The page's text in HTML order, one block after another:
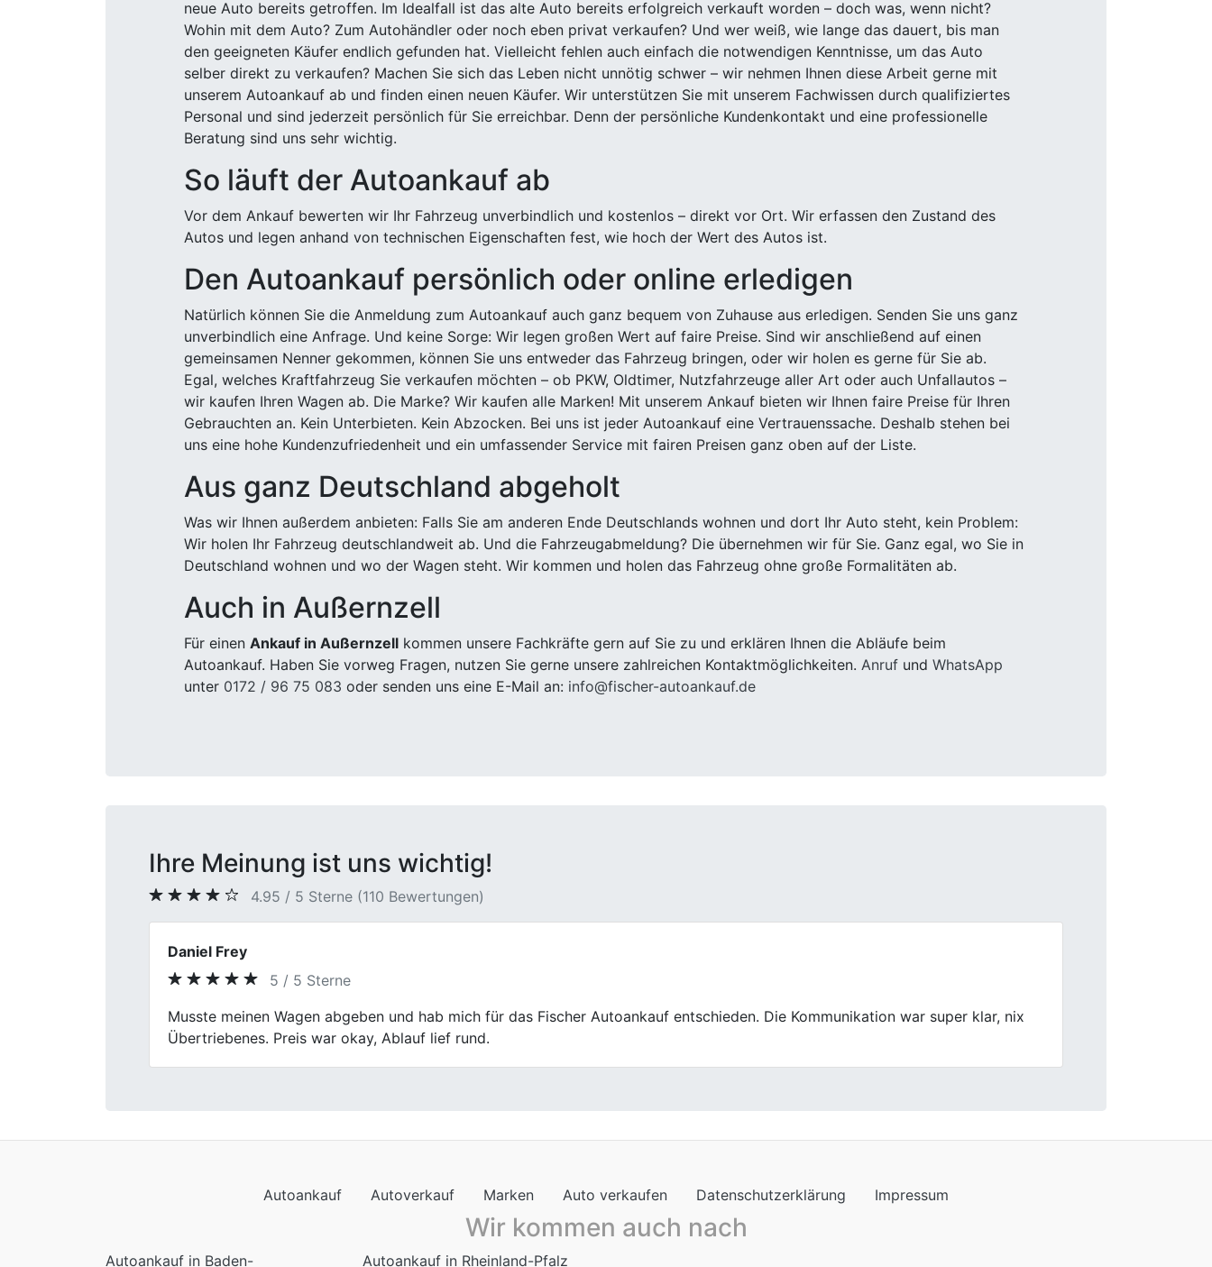
neue Auto bereits getroffen. Im Idealfall ist das alte Auto bereits erfolgreich verkauft worden – doch was, wenn nicht?
Wohin mit dem Auto? Zum Autohändler oder noch eben privat verkaufen? Und wer weiß, wie lange das dauert, bis man
den geeigneten Käufer endlich gefunden hat. Vielleicht fehlen auch einfach die notwendigen Kenntnisse, um das Auto
selber direkt zu verkaufen? Machen Sie sich das Leben nicht unnötig schwer – wir nehmen Ihnen diese Arbeit gerne mit
unserem Autoankauf ab und finden einen neuen Käufer. Wir unterstützen Sie mit unserem Fachwissen durch qualifiziertes
Personal und sind jederzeit persönlich für Sie erreichbar. Denn der persönliche Kundenkontakt und eine professionelle
Beratung sind uns sehr wichtig.
So läuft der Autoankauf ab
Vor dem Ankauf bewerten wir Ihr Fahrzeug unverbindlich und kostenlos – direkt vor Ort. Wir erfassen den Zustand des
Autos und legen anhand von technischen Eigenschaften fest, wie hoch der Wert des Autos ist.
Den Autoankauf persönlich oder online erledigen
Natürlich können Sie die Anmeldung zum Autoankauf auch ganz bequem von Zuhause aus erledigen. Senden Sie uns ganz
unverbindlich eine Anfrage. Und keine Sorge: Wir legen großen Wert auf faire Preise. Sind wir anschließend auf einen
gemeinsamen Nenner gekommen, können Sie uns entweder das Fahrzeug bringen, oder wir holen es gerne für Sie ab.
Egal, welches Kraftfahrzeug Sie verkaufen möchten – ob PKW, Oldtimer, Nutzfahrzeuge aller Art oder auch Unfallautos –
wir kaufen Ihren Wagen ab. Die Marke? Wir kaufen alle Marken! Mit unserem Ankauf bieten wir Ihnen faire Preise für Ihren
Gebrauchten an. Kein Unterbieten. Kein Abzocken. Bei uns ist jeder Autoankauf eine Vertrauenssache. Deshalb stehen bei
uns eine hohe Kundenzufriedenheit und ein umfassender Service mit fairen Preisen ganz oben auf der Liste.
Aus ganz Deutschland abgeholt
Was wir Ihnen außerdem anbieten: Falls Sie am anderen Ende Deutschlands wohnen und dort Ihr Auto steht, kein Problem:
Wir holen Ihr Fahrzeug deutschlandweit ab. Und die Fahrzeugabmeldung? Die übernehmen wir für Sie. Ganz egal, wo Sie in
Deutschland wohnen und wo der Wagen steht. Wir kommen und holen das Fahrzeug ohne große Formalitäten ab.
Auch in Außernzell
Für einen Ankauf in Außernzell kommen unsere Fachkräfte gern auf Sie zu und erklären Ihnen die Abläufe beim
Autoankauf. Haben Sie vorweg Fragen, nutzen Sie gerne unsere zahlreichen Kontaktmöglichkeiten. Anruf und WhatsApp
unter 0172 / 96 75 083 oder senden uns eine E-Mail an: info@fischer-autoankauf.de
Ihre Meinung ist uns wichtig!
4.95 / 5 Sterne (110 Bewertungen)
Jennifer
5 / 5 Sterne
Mein Verkaufserlebnis bei Fischer Autoankauf war sehr angenehm. Der Preis war fair, die Abwicklung problemlos, und das Team
war hilfsbereit.
Autoankauf Autoverkauf Marken Auto verkaufen Datenschutzerklärung Impressum
Wir kommen auch nach
Autoankauf in Baden- Autoankauf in Rheinland-Pfalz